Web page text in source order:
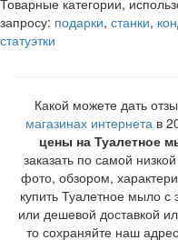
Товарные категории,
запросу: подарки, станки,
статуэтки
Какой можете дать
магазинах интернета в
цены на Туалетное
заказать по самой
фото, обзором,
купить Туалетное мыло с
или дешевой доставкой
то сохраняйте наш